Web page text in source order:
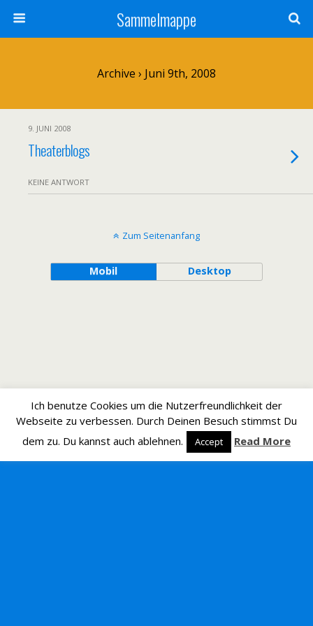
Sammelmappe
Archive › Juni 9th, 2008
9. JUNI 2008
Theaterblogs
KEINE ANTWORT
Zum Seitenanfang
Mobil Desktop
Ich benutze Cookies um die Nutzerfreundlichkeit der
Webseite zu verbessen. Durch Deinen Besuch stimmst Du
dem zu. Du kannst auch ablehnen.
Accept Read More